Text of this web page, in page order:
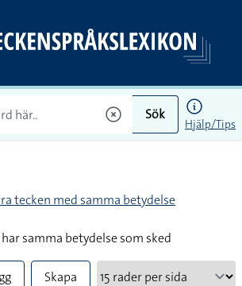
Sök
Hjälp/Tips
tecken med samma betydelse
samma betydelse som sked
Skapa